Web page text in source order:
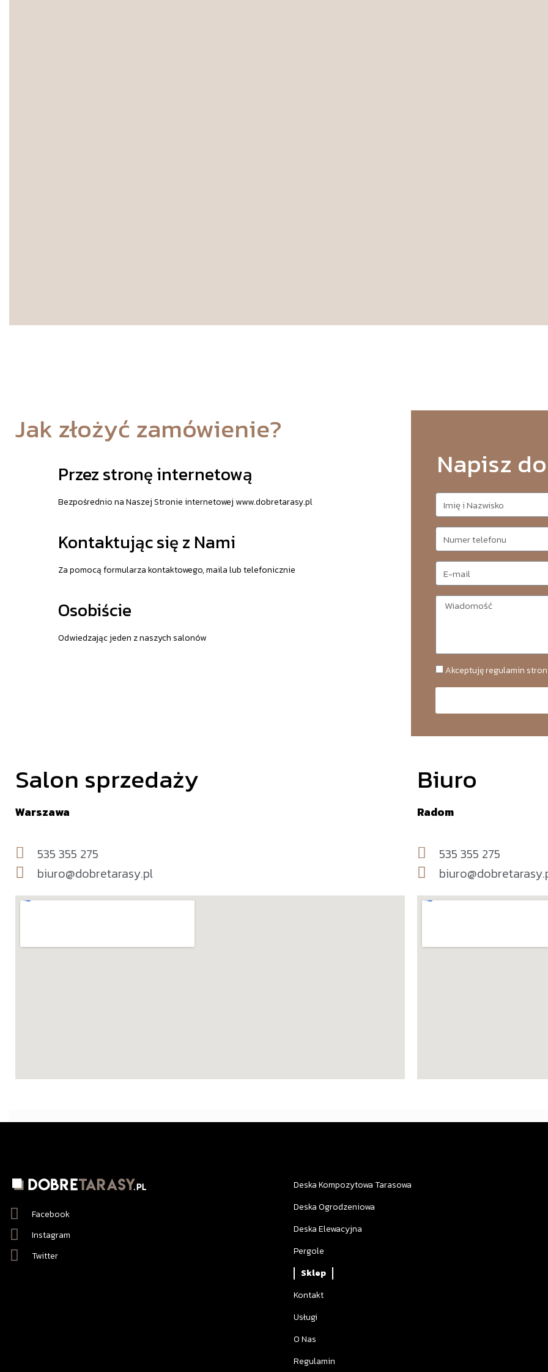
Jak złożyć zamówienie?
Przez stronę internetową
Bezpośrednio na Naszej Stronie internetowej www.dobretarasy.pl
Kontaktując się z Nami
Za pomocą formularza kontaktowego, maila lub telefonicznie
Osobiście
Odwiedzając jeden z naszych salonów
Napisz
Akceptuję regulamin
Salon sprzedaży
Warszawa
535 355 275
biuro@dobretarasy.pl
Biuro
Radom
535 355 275
Facebook
Instagram
Twitter
Deska Kompozytowa Tarasowa
Deska Ogrodzeniowa
Deska Elewacyjna
Pergole
Sklep
Kontakt
Usługi
O Nas
Regulamin